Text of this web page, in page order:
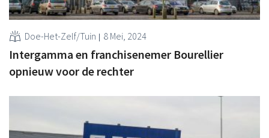
Doe-Het-Zelf/Tuin 8 Mei, 2024
Intergamma en franchisenemer Bourellier
opnieuw voor de rechter